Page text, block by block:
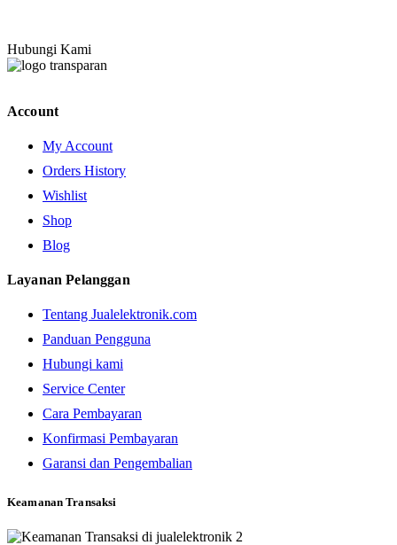
Hubungi Kami
Account
My Account
Orders History
Wishlist
Shop
Blog
Layanan Pelanggan
Tentang Jualelektronik.com
Panduan Pengguna
Hubungi kami
Service Center
Cara Pembayaran
Konfirmasi Pembayaran
Garansi dan Pengembalian
Keamanan Transaksi